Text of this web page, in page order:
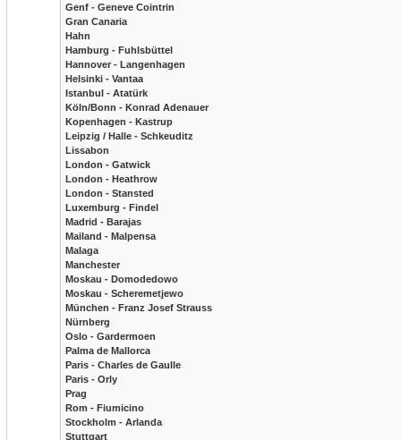
Genf - Geneve Cointrin
Gran Canaria
Hahn
Hamburg - Fuhlsbüttel
Hannover - Langenhagen
Helsinki - Vantaa
Istanbul - Atatürk
Köln/Bonn - Konrad Adenauer
Kopenhagen - Kastrup
Leipzig / Halle - Schkeuditz
Lissabon
London - Gatwick
London - Heathrow
London - Stansted
Luxemburg - Findel
Madrid - Barajas
Mailand - Malpensa
Malaga
Manchester
Moskau - Domodedowo
Moskau - Scheremetjewo
München - Franz Josef Strauss
Nürnberg
Oslo - Gardermoen
Palma de Mallorca
Paris - Charles de Gaulle
Paris - Orly
Prag
Rom - Fiumicino
Stockholm - Arlanda
Stuttgart